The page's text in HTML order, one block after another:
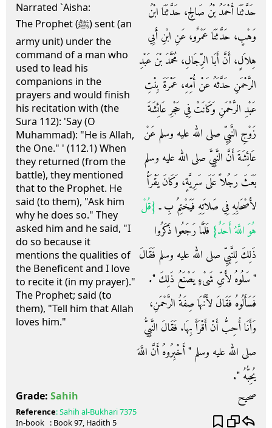
Narrated `Aisha:
The Prophet (ﷺ) sent (an
army unit) under the
command of a man who
used to lead his
companions in the
prayers and would finish
his recitation with (the
Sura 112): 'Say (O
Muhammad): "He is Allah,
the One." ' (112.1) When
they returned (from the
battle), they mentioned
that to the Prophet. He
said (to them), "Ask him
why he does so." They
asked him and he said, "I
do so because it
mentions the qualities of
the Beneficent and I love
to recite it (in my prayer)."
The Prophet; said (to
them), "Tell him that Allah
loves him."
حَدَّثَنَا أَحْمَدُ بْنُ صَالِحٍ، حَدَّثَنَا ابْنُ
وَهْبٍ، حَدَّثَنَا عَمْرٌو، عَنِ ابْنِ أَبِي
هِلاَلٍ، أَنَّ أَبَا الرِّجَالِ، مُحَمَّدَ بْنَ عَبْدِ
الرَّحْمَنِ حَدَّثَهُ عَنْ أُمِّهِ، عَمْرَةَ بِنْتِ
عَبْدِ الرَّحْمَنِ وَكَانَتْ فِي حَجْرِ عَائِشَةَ
زَوْجِ النَّبِيِّ صلى الله عليه وسلم عَنْ
عَائِشَةَ أَنَّ النَّبِيَّ صلى الله عليه وسلم
بَعَثَ رَجُلاً عَلَى سَرِيَّةٍ، وَكَانَ يَقْرَأُ
لأَصْحَابِهِ فِي صَلاَتِهِ فَيَخْتِمُ بِ ـ ‏{‏قُلْ
هُوَ اللَّهُ أَحَدٌ‏} ‏ فَلَمَّا رَجَعُوا ذَكَرُوا
ذَلِكَ لِلنَّبِيِّ صلى الله عليه وسلم فَقَالَ
‏"‏ سَلُوهُ لأَىِّ شَىْءٍ يَصْنَعُ ذَلِكَ ‏"‏‏.‏
فَسَأَلُوهُ فَقَالَ لأَنَّهَا صِفَةُ الرَّحْمَنِ،
وَأَنَا أُحِبُّ أَنْ أَقْرَأَ بِهَا‏.‏ فَقَالَ النَّبِيُّ
صلى الله عليه وسلم ‏"‏ أَخْبِرُوهُ أَنَّ اللَّهَ
يُحِبُّهُ ‏"‏‏.‏
Grade: Sahih صحيح
Reference:Sahih al-Bukhari7375
In-book : Book97, Hadith 5